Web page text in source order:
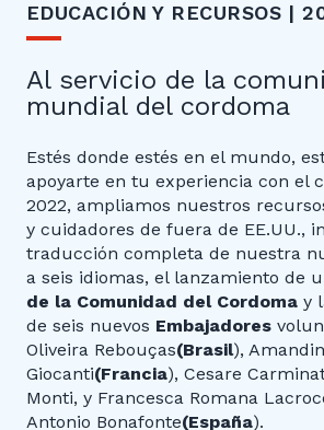
EDUCACIÓN Y RECURSOS |
Al servicio de la
mundial del cordoma
Estés donde estés en el mundo,
apoyarte en tu experiencia con el
2022, ampliamos nuestros
y cuidadores de fuera de EE.UU.,
traducción completa de nuestra
a seis idiomas, el lanzamiento de
de la Comunidad del Cordoma y
de seis nuevos Embajadores
Oliveira Rebouças(Brasil),
Giocanti(Francia), Cesare
Monti, y Francesca Romana
Antonio Bonafonte(España).